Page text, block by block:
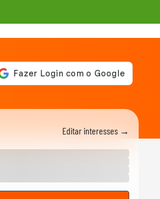
Editar interesses →